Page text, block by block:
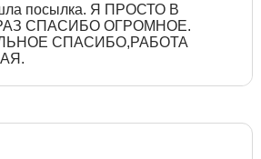
посылка. Я ПРОСТО В
СПАСИБО ОГРОМНОЕ.
СПАСИБО,РАБОТА